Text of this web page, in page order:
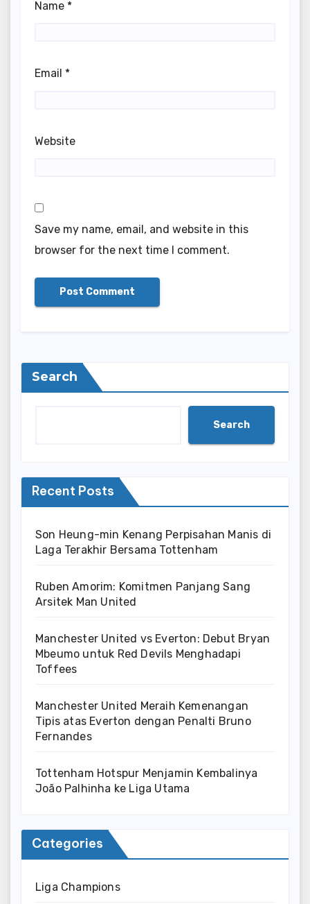
Name *
Email *
Website
Save my name, email, and website in this
browser for the next time I comment.
Search
Search
Recent Posts
Son Heung-min Kenang Perpisahan Manis di
Laga Terakhir Bersama Tottenham
Ruben Amorim: Komitmen Panjang Sang
Arsitek Man United
Manchester United vs Everton: Debut Bryan
Mbeumo untuk Red Devils Menghadapi
Toffees
Manchester United Meraih Kemenangan
Tipis atas Everton dengan Penalti Bruno
Fernandes
Tottenham Hotspur Menjamin Kembalinya
João Palhinha ke Liga Utama
Categories
Liga Champions